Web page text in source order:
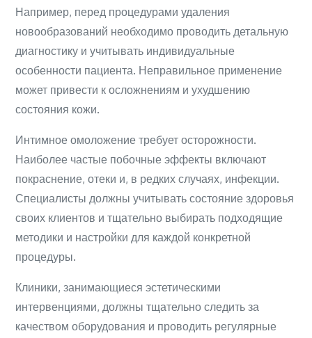
Например, перед процедурами удаления
новообразований необходимо проводить детальную
диагностику и учитывать индивидуальные
особенности пациента. Неправильное применение
может привести к осложнениям и ухудшению
состояния кожи.
Интимное омоложение требует осторожности.
Наиболее частые побочные эффекты включают
покраснение, отеки и, в редких случаях, инфекции.
Специалисты должны учитывать состояние здоровья
своих клиентов и тщательно выбирать подходящие
методики и настройки для каждой конкретной
процедуры.
Клиники, занимающиеся эстетическими
интервенциями, должны тщательно следить за
качеством оборудования и проводить регулярные